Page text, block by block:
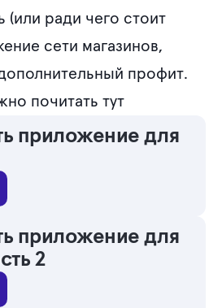
(или ради чего стоит
сети магазинов,
профит.
почитать тут
приложение для
приложение для
2